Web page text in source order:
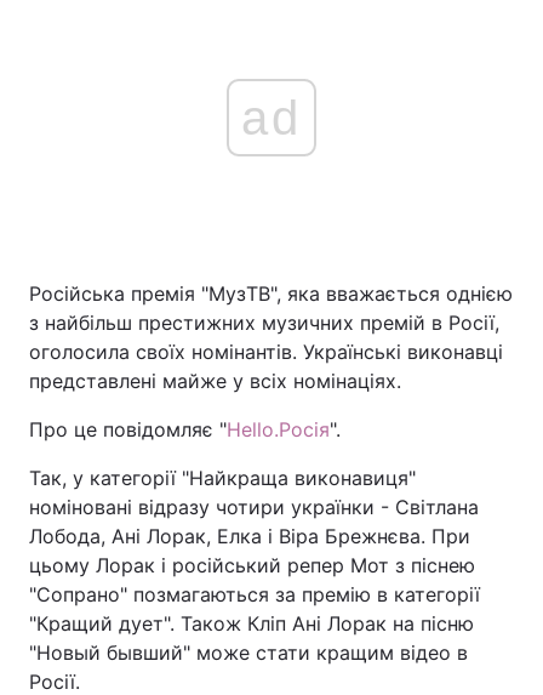
Головна Війна
Україна Політика
Техно і зв'язок Лайт
Зброя Інциденти
Здоров'я Туризм
Цікавинки Погода
ad
Російська премія "МузТВ", яка вважається однією
з найбільш престижних музичних премій в Росії,
оголосила своїх номінантів. Українські виконавці
представлені майже у всіх номінаціях.
Про це повідомляє "Hello.Росія".
Так, у категорії "Найкраща виконавиця"
номіновані відразу чотири українки - Світлана
Лобода, Ані Лорак, Елка і Віра Брежнєва. При
цьому Лорак і російський репер Мот з піснею
"Сопрано" позмагаються за премію в категорії
"Кращий дует". Також Кліп Ані Лорак на пісню
"Новый бывший" може стати кращим відео в
Росії.